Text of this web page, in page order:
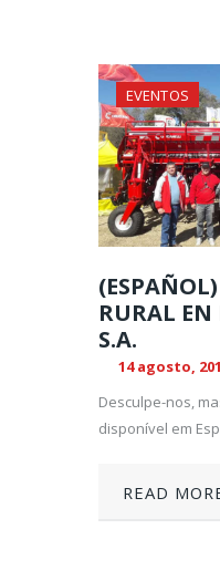
EVENTOS
RURAL EN
S.A.
14 agosto,
Desculpe-nos,
disponível em
READ